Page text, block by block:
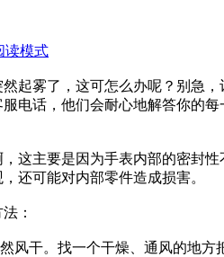
读模式
起雾了，这可怎么办呢？别急
电话，他们会耐心地解答你的
这主要是因为手表内部的密封
还可能对内部零件造成损害。
：
风干。找一个干燥、通风的地